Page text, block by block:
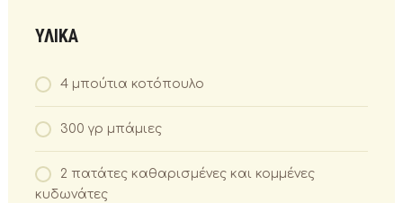
ΥΛΙΚΑ
4 μπούτια κοτόπουλο
300 γρ μπάμιες
2 πατάτες καθαρισμένες και κομμένες
κυδωνάτες